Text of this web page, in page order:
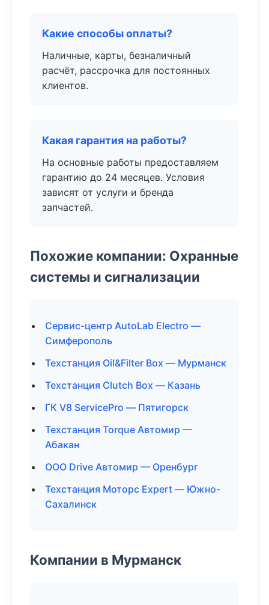
Какие способы оплаты?
Наличные, карты, безналичный
расчёт, рассрочка для постоянных
клиентов.
Какая гарантия на работы?
На основные работы предоставляем
гарантию до 24 месяцев. Условия
зависят от услуги и бренда
запчастей.
Похожие компании: Охранные
системы и сигнализации
Сервис-центр AutoLab Electro —
Симферополь
Техстанция Oil&Filter Box — Мурманск
Техстанция Clutch Box — Казань
ГК V8 ServicePro — Пятигорск
Техстанция Torque Автомир —
Абакан
ООО Drive Автомир — Оренбург
Техстанция Моторс Expert — Южно-
Сахалинск
Компании в Мурманск